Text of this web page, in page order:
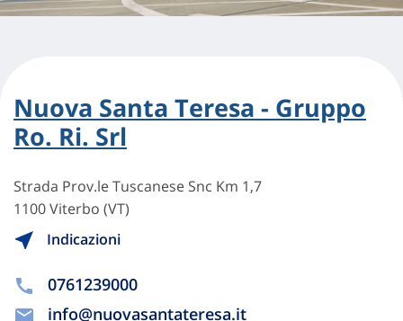
Nuova Santa Teresa - Gruppo
Ro. Ri. Srl
Strada Prov.le Tuscanese Snc Km 1,7
1100 Viterbo (VT)
Indicazioni
0761239000
info@nuovasantateresa.it